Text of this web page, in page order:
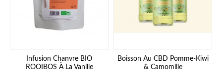
Infusion Chanvre BIO
ROOIBOS À La Vanille
Boisson Au CBD Pomme-Kiwi
& Camomille